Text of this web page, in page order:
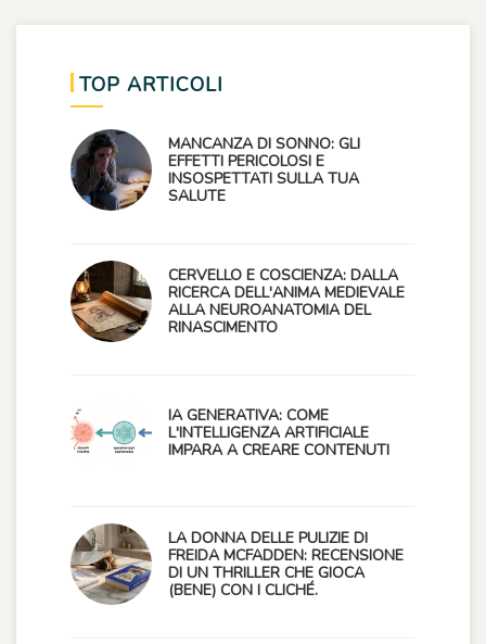
TOP ARTICOLI
MANCANZA DI SONNO: GLI
EFFETTI PERICOLOSI E
INSOSPETTATI SULLA TUA
SALUTE
CERVELLO E COSCIENZA: DALLA
RICERCA DELL'ANIMA MEDIEVALE
ALLA NEUROANATOMIA DEL
RINASCIMENTO
IA GENERATIVA: COME
L'INTELLIGENZA ARTIFICIALE
IMPARA A CREARE CONTENUTI
LA DONNA DELLE PULIZIE DI
FREIDA MCFADDEN: RECENSIONE
DI UN THRILLER CHE GIOCA
(BENE) CON I CLICHÉ.